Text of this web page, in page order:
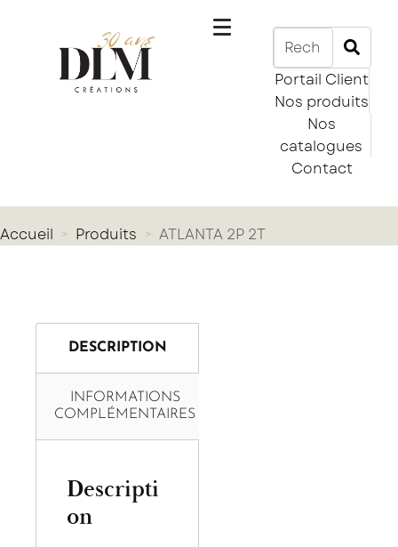
Portail Client
Nos produits
Nos
catalogues
Contact
Accueil Produits ATLANTA 2P 2T
DESCRIPTION
INFORMATIONS
COMPLÉMENTAIRES
Descripti
on